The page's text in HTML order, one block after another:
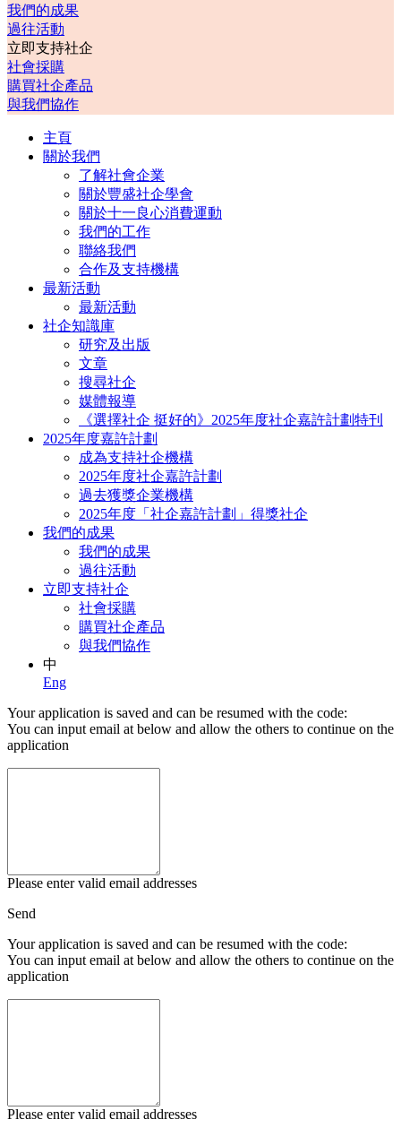
我們的成果
過往活動
立即支持社企
社會採購
購買社企產品
與我們協作
主頁
關於我們
了解社會企業
關於豐盛社企學會
關於十一良心消費運動
我們的工作
聯絡我們
合作及支持機構
最新活動
最新活動
社企知識庫
研究及出版
文章
搜尋社企
媒體報導
《選擇社企 挺好的》2025年度社企嘉許計劃特刊
2025年度嘉許計劃
成為支持社企機構
2025年度社企嘉許計劃
過去獲獎企業機構
2025年度「社企嘉許計劃」得獎社企
我們的成果
我們的成果
過往活動
立即支持社企
社會採購
購買社企產品
與我們協作
中
Eng
Your application is saved and can be resumed with the code:
You can input email at below and allow the others to continue on the
application
Please enter valid email addresses
Send
Your application is saved and can be resumed with the code:
You can input email at below and allow the others to continue on the
application
Please enter valid email addresses